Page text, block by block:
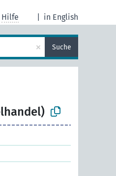
in English
Hilfe
× Suche